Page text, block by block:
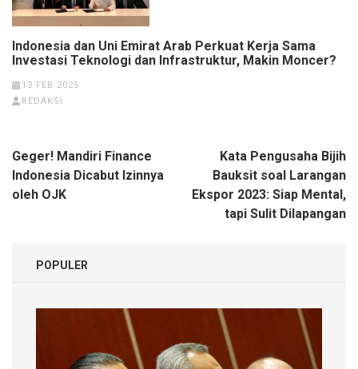
Indonesia dan Uni Emirat Arab Perkuat Kerja Sama
Investasi Teknologi dan Infrastruktur, Makin Moncer?
13 FEB 2025
REDAKSI
Navigasi
pos
Geger! Mandiri Finance
Indonesia Dicabut Izinnya
oleh OJK
Kata Pengusaha Bijih
Bauksit soal Larangan
Ekspor 2023: Siap Mental,
tapi Sulit Dilapangan
POPULER